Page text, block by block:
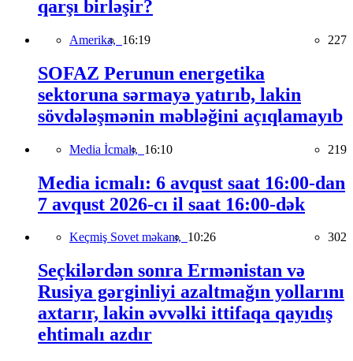
qarşı birləşir?
Amerika, 16:19 227
SOFAZ Perunun energetika
sektoruna sərmayə yatırıb, lakin
sövdələşmənin məbləğini açıqlamayıb
Media İcmalı, 16:10 219
Media icmalı: 6 avqust saat 16:00-dan
7 avqust 2026-cı il saat 16:00-dək
Keçmiş Sovet məkanı, 10:26 302
Seçkilərdən sonra Ermənistan və
Rusiya gərginliyi azaltmağın yollarını
axtarır, lakin əvvəlki ittifaqa qayıdış
ehtimalı azdır